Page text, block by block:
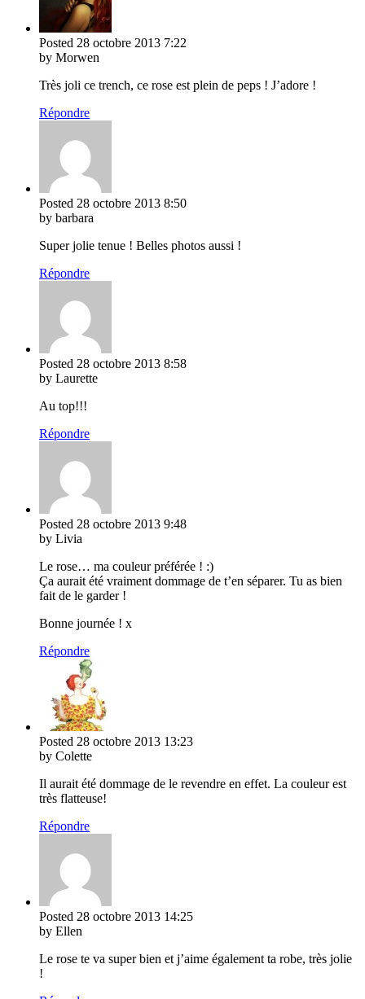
Posted 28 octobre 2013 7:22
by Morwen
Très joli ce trench, ce rose est plein de peps ! J’adore !
Répondre
Posted 28 octobre 2013 8:50
by barbara
Super jolie tenue ! Belles photos aussi !
Répondre
Posted 28 octobre 2013 8:58
by Laurette
Au top!!!
Répondre
Posted 28 octobre 2013 9:48
by Livia
Le rose… ma couleur préférée ! :)
Ça aurait été vraiment dommage de t’en séparer. Tu as bien
fait de le garder !
Bonne journée ! x
Répondre
Posted 28 octobre 2013 13:23
by Colette
Il aurait été dommage de le revendre en effet. La couleur est
très flatteuse!
Répondre
Posted 28 octobre 2013 14:25
by Ellen
Le rose te va super bien et j’aime également ta robe, très jolie
!